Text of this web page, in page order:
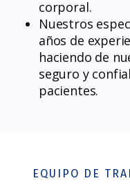
corporal.
Nuestros
años de
haciendo de
seguro y
pacientes.
EQUIPO DE